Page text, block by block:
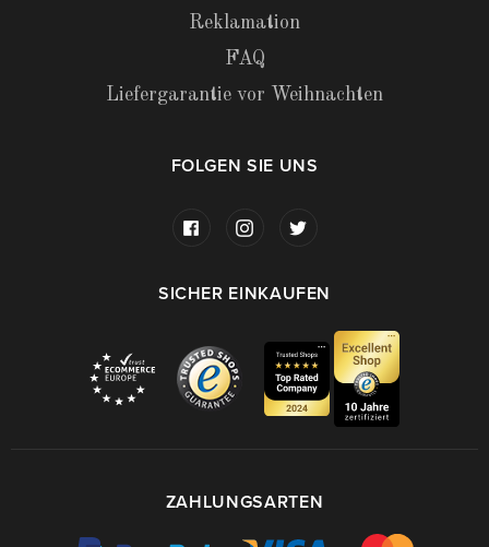
Reklamation
FAQ
Liefergarantie vor Weihnachten
FOLGEN SIE UNS
SICHER EINKAUFEN
ZAHLUNGSARTEN